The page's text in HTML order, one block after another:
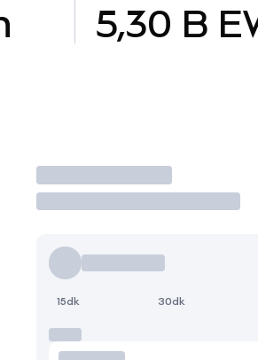
5,30 B
İşlem Yap
15dk 30dk